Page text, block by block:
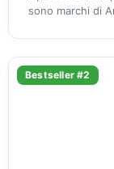
sono marchi di
Bestseller #2